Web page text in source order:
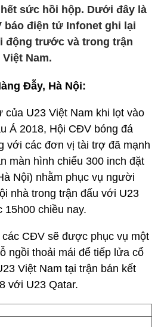
sức hồi hộp. Dưới đây là
báo điện tử Infonet ghi lại
động trước và trong trận
Nam.
Đẫy, Hà Nội:
U23 Việt Nam khi lọt vào
Á 2018, Hội CĐV bóng đá
với các đơn vị tài trợ đã mạnh
màn hình chiếu 300 inch đặt
Nội) nhằm phục vụ người
nhà trong trận đấu với U23
15h00 chiều nay.
CĐV sẽ được phục vụ một
ngồi thoải mái để tiếp lửa cổ
Việt Nam tại trận bán kết
với U23 Qatar.